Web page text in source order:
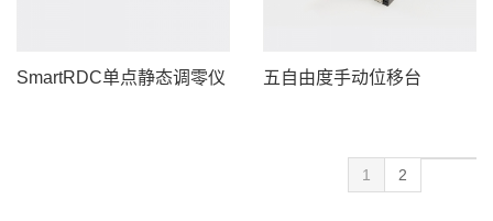
SmartRDC单点静态调零仪 五自由度手动位移台
1 2